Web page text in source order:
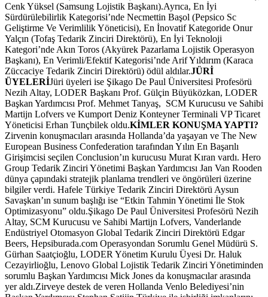
Cenk Yüksel (Samsung Lojistik Başkanı).Ayrıca, En İyi
Sürdürülebilirlik Kategorisi’nde Necmettin Başol (Pepsico Sc
Geliştirme Ve Verimlilik Yöneticisi), En İnovatif Kategoride Onur
Yalçın (Tofaş Tedarik Zinciri Direktörü), En İyi Teknoloji
Kategori’nde Akın Toros (Akyürek Pazarlama Lojistik Operasyon
Başkanı), En Verimli/Efektif Kategorisi’nde Arif Yıldırım (Karaca
Züccaciye Tedarik Zinciri Direktörü) ödül aldılar.JÜRİ
ÜYELERİJüri üyeleri ise Şikago De Paul Üniversitesi Profesörü
Nezih Altay, LODER Başkanı Prof. Gülçin Büyüközkan, LODER
Başkan Yardımcısı Prof. Mehmet Tanyaş, SCM Kurucusu ve Sahibi
Martijn Lofvers ve Kumport Deniz Konteyner Terminali VP Ticaret
Yöneticisi Erhan Tunçbilek oldu.KİMLER KONUŞMA YAPTI?
Zirvenin konuşmacıları arasında Hollanda’da yaşayan ve The New
European Business Confederation tarafından Yılın En Başarılı
Girişimcisi seçilen Conclusion’ın kurucusu Murat Kıran vardı. Hero
Group Tedarik Zinciri Yönetimi Başkan Yardımcısı Jan Van Rooden
dünya çapındaki stratejik planlama trendleri ve öngörüleri üzerine
bilgiler verdi. Hafele Türkiye Tedarik Zinciri Direktörü Aysun
Savaşkan’ın sunum başlığı ise “Etkin Tahmin Yönetimi İle Stok
Optimizasyonu” oldu.Şikago De Paul Üniversitesi Profesörü Nezih
Altay, SCM Kurucusu ve Sahibi Martijn Lofvers, Vanderlande
Endüstriyel Otomasyon Global Tedarik Zinciri Direktörü Edgar
Beers, Hepsiburada.com Operasyondan Sorumlu Genel Müdürü S.
Gürhan Saatçioğlu, LODER Yönetim Kurulu Üyesi Dr. Haluk
Cezayirlioğlu, Lenovo Global Lojistik Tedarik Zinciri Yönetiminden
sorumlu Başkan Yardımcısı Mick Jones da konuşmacılar arasında
yer aldı.Zirveye destek de veren Hollanda Venlo Belediyesi’nin